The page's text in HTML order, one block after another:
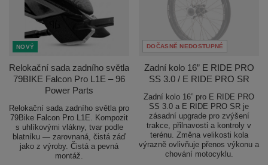
NOVÝ
Relokační sada zadního světla
79BIKE Falcon Pro L1E – 96
Power Parts
Relokační sada zadního světla pro
79Bike Falcon Pro L1E. Kompozit
s uhlíkovými vlákny, tvar podle
blatníku — zarovnaná, čistá záď
jako z výroby. Čistá a pevná
montáž.
DOČASNĚ NEDOSTUPNÉ
Zadní kolo 16” E RIDE PRO
SS 3.0 / E RIDE PRO SR
Zadní kolo 16” pro E RIDE PRO
SS 3.0 a E RIDE PRO SR je
zásadní upgrade pro zvýšení
trakce, přilnavosti a kontroly v
terénu. Změna velikosti kola
výrazně ovlivňuje přenos výkonu a
chování motocyklu.